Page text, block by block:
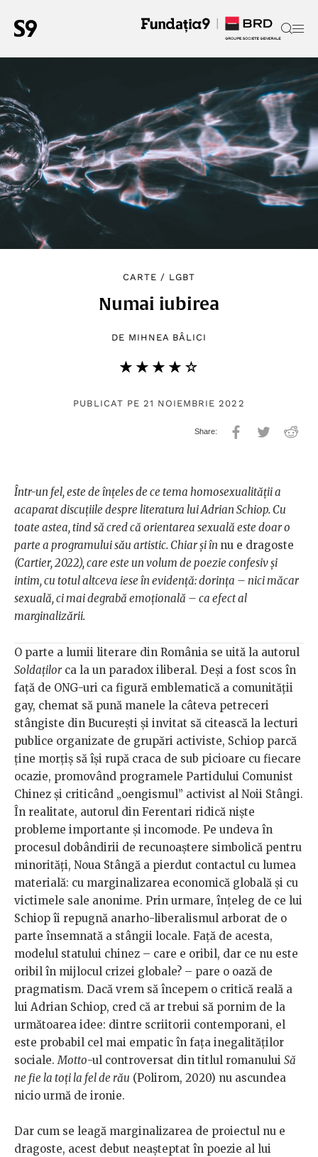
CARTE / LGBT
Numai iubirea
DE MIHNEA BÂLICI
★★★★★
☆☆☆☆☆
PUBLICAT PE 21 NOIEMBRIE 2022
Într-un fel, este de înțeles de ce tema homosexualității a
acaparat discuțiile despre literatura lui Adrian Schiop. Cu
toate astea, tind să cred că orientarea sexuală este doar o
parte a programului său artistic. Chiar și în nu e dragoste
(Cartier, 2022), care este un volum de poezie confesiv și
intim, cu totul altceva iese în evidență: dorința – nici măcar
sexuală, ci mai degrabă emoțională – ca efect al
marginalizării.
O parte a lumii literare din România se uită la autorul
Soldațilorca la un paradox iliberal. Deși a fost scos în
față de ONG-uri ca figură emblematică a comunității
gay, chemat să pună manele la câteva petreceri
stângiste din București și invitat să citească la lecturi
publice organizate de grupări activiste, Schiop parcă
ține morțiș să își rupă craca de sub picioare cu fiecare
ocazie, promovând programele Partidului Comunist
Chinez și criticând „oengismul” activist al Noii Stângi.
În realitate, autorul din Ferentari ridică niște
probleme importante și incomode. Pe undeva în
procesul dobândirii de recunoaștere simbolică pentru
minorități, Noua Stângă a pierdut contactul cu lumea
materială: cu marginalizarea economică globală și cu
victimele sale anonime. Prin urmare, înțeleg de ce lui
Schiop îi repugnă anarho-liberalismul arborat de o
parte însemnată a stângii locale. Față de acesta,
modelul statului chinez – care e oribil, dar ce nu este
oribil în mijlocul crizei globale? – pare o oază de
pragmatism. Dacă vrem să începem o critică reală a
lui Adrian Schiop, cred că ar trebui să pornim de la
următoarea idee: dintre scriitorii contemporani, el
este probabil cel mai empatic în fața inegalităților
sociale.Motto-ul controversat din titlul romanului Să
ne fie la toți la fel de rău (Polirom, 2020) nu ascundea
nicio urmă de ironie.
Dar cum se leagă marginalizarea de proiectul nu e
dragoste, acest debut neașteptat în poezie al lui